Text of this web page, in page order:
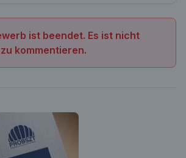
ist beendet. Es ist nicht
kommentieren.